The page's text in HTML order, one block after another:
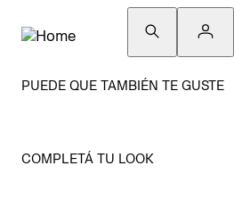
PUEDE QUE TAMBIÉN TE GUSTE
COMPLETÁ TU LOOK